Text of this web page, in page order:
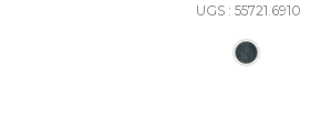
UGS : 55721.6910